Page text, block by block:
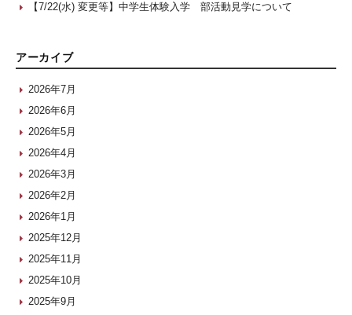
【7/22(水) 変更等】中学生体験入学 部活動見学について
アーカイブ
2026年7月
2026年6月
2026年5月
2026年4月
2026年3月
2026年2月
2026年1月
2025年12月
2025年11月
2025年10月
2025年9月